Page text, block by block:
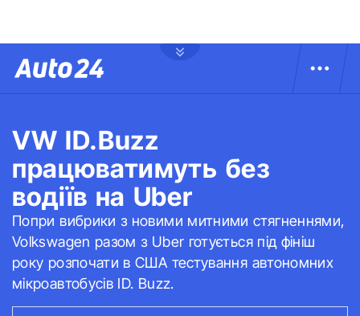
VW ID.Buzz
працюватимуть без
водіїв на Uber
Попри вибрики з новими митними стягненнями,
Volkswagen разом з Uber готується під фініш
року розпочати в США тестування автономних
мікроавтобусів ID. Buzz.